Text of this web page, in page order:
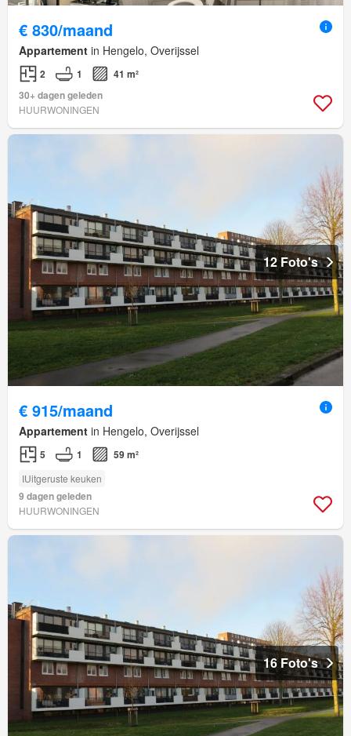
€ 830/maand
Appartement in Hengelo, Overijssel
2 1
41 m²
30+ dagen geleden
HUURWONINGEN
12 Foto's
€ 915/maand
Appartement in Hengelo, Overijssel
5 1 59 m²
IUitgeruste keuken
9 dagen geleden
HUURWONINGEN
16 Foto's